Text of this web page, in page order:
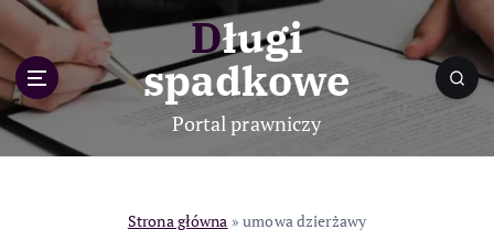
p
o
c
Długi
spadkowe
Portal prawniczy
Strona główna »umowa dzierżawy